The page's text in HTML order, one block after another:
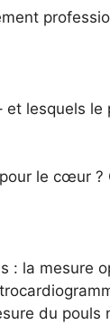
et lesquels
le cœur ?
: la mesure
du pouls